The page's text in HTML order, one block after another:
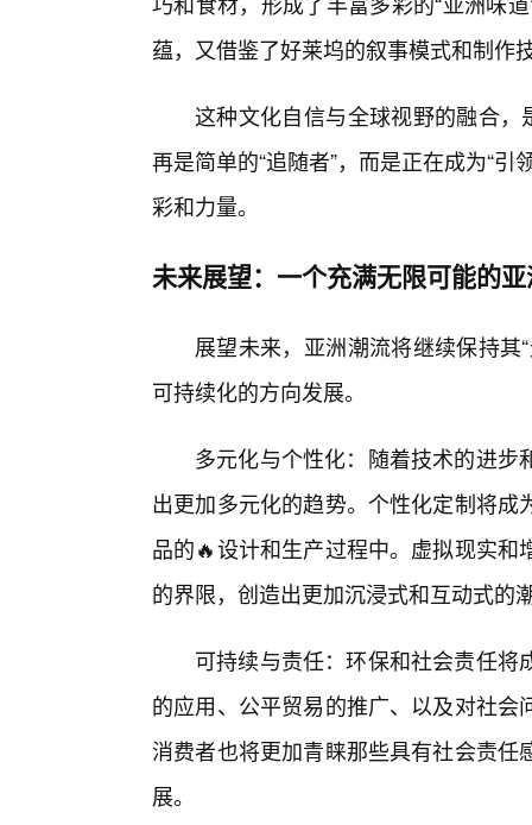
蕴，又借鉴了好莱坞的叙事模式和制作
这种文化自信与全球视野的融合，
再是简单的“追随者”，而是正在成为“
彩和力量。
未来展望：一个充满无限可能的
展望未来，亚洲潮流将继续保持其
可持续化的方向发展。
多元化与个性化：随着技术的进
出更加多元化的趋势。个性化定制将
品的🔥设计和生产过程中。虚拟现实
的界限，创造出更加沉浸式和互动式的
可持续与责任：环保和社会责任
的应用、公平贸易的推广、以及对社
消费者也将更加青睐那些具有社会责
展。